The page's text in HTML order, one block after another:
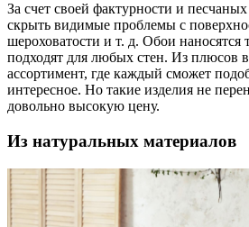
За счет своей фактурности и
скрыть видимые проблемы с
шероховатости и т. д. Обои наносятся
подходят для любых стен. Из плюсов
ассортимент, где каждый сможет
интересное. Но такие изделия не
довольно высокую цену.
Из натуральных материалов